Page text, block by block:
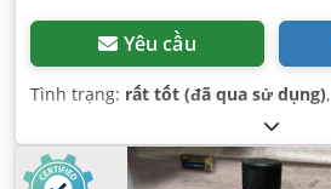
Yêu cầu
Tình trạng: rất tốt (đã qua sử dụng),